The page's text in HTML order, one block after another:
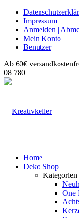
Impressum
Anmelden |
Mein Konto
Benutzer
Ab 60€
08 780
Home
Deko Shop
Kategorien
One